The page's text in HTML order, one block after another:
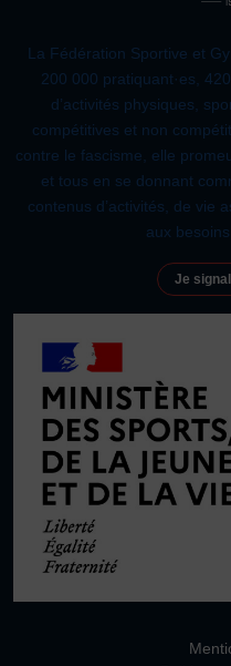
Autres sports Nautiques
Boules lyonnaises
Gymnastique Joutes
L’activité Bébé et parent
Randonnée
Sports
Tennis de table
Walking Foot
La Fédération Sportive et
200 000 pratiquant·es,
d’activités physiques,
compétitives et non
contre le fascisme, elle
et tous en se donnant
contenus d’activités, de vie
aux
Je